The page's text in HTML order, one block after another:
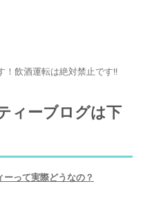
！飲酒運転は絶対禁止です!!
ィーブログは下
って実際どうなの？